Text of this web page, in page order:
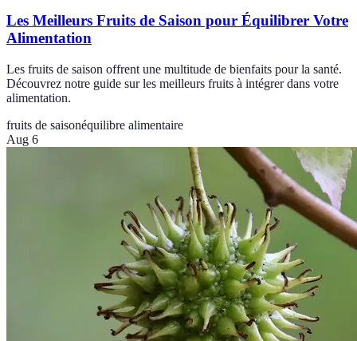
Les Meilleurs Fruits de Saison pour Équilibrer Votre
Alimentation
Les fruits de saison offrent une multitude de bienfaits pour la santé.
Découvrez notre guide sur les meilleurs fruits à intégrer dans votre
alimentation.
fruits de saisonéquilibre alimentaire
Aug 6